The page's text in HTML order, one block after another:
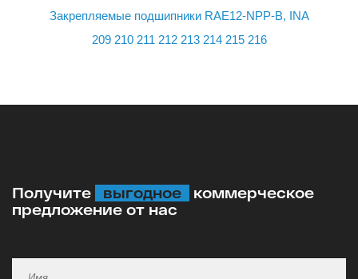
Закрепляемые подшипники RAE12-NPP-B, INA
209 210 211 212 213 214 215 216
Получите выгодное
коммерческое
предложение от нас